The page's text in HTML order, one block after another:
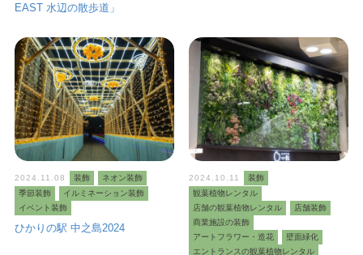
EAST 水辺の散歩道」
ひかりの駅 中之島2024
2024.11.08 装飾
ネオン装飾
季節装飾
イルミネーション装飾
イベント装飾
2024.10.11
装飾
観葉植物レンタル
店舗の観葉植物レンタル
店舗装飾
商業施設の装飾
アートフラワー・造花
壁面緑化
エントランスの観葉植物レンタル